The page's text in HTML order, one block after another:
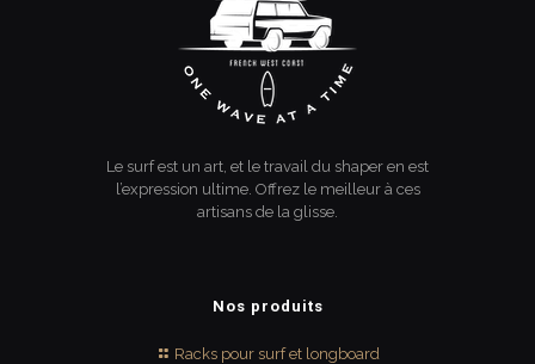
Le surf est un art, et le travail du shaper en est
l’expression ultime. Offrez le meilleur à ces
artisans de la glisse.
Nos produits
Racks pour surf et longboard